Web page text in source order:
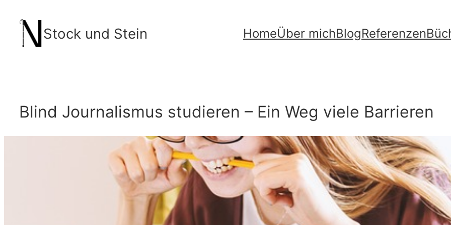
Inhalt
springen
Stock und Stein HomeÜber michBlogReferenzen
Blind Journalismus studieren – Ein Weg viele Barrieren